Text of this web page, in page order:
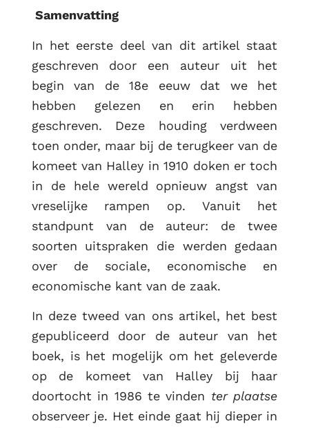
Samenvatting
In het eerste deel van dit artikel staat
geschreven door een auteur uit het
begin van de 18e eeuw dat we het
hebben gelezen en erin hebben
geschreven. Deze houding verdween
toen onder, maar bij de terugkeer van de
komeet van Halley in 1910 doken er toch
in de hele wereld opnieuw angst van
vreselijke rampen op. Vanuit het
standpunt van de auteur: de twee
soorten uitspraken die werden gedaan
over de sociale, economische en
economische kant van de zaak.
In deze tweed van ons artikel, het best
gepubliceerd door de auteur van het
boek, is het mogelijk om het geleverde
op de komeet van Halley bij haar
doortocht in 1986 te vinden ter plaatse
observeer je. Het einde gaat hij dieper in